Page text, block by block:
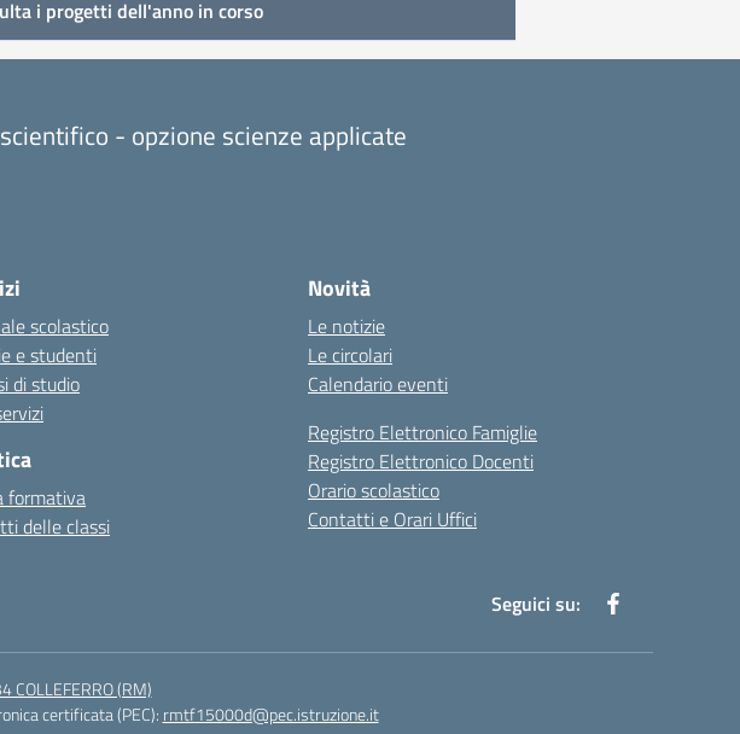
i progetti dell'anno in corso
- opzione scienze applicate
scolastico
e studenti
di studio
formativa
delle classi
Novità
Le notizie
Le circolari
Calendario eventi
Registro Elettronico Famiglie
Registro Elettronico Docenti
Orario scolastico
Contatti e Orari Uffici
Seguici su:
COLLEFERRO (RM)
certificata (PEC): rmtf15000d@pec.istruzione.it